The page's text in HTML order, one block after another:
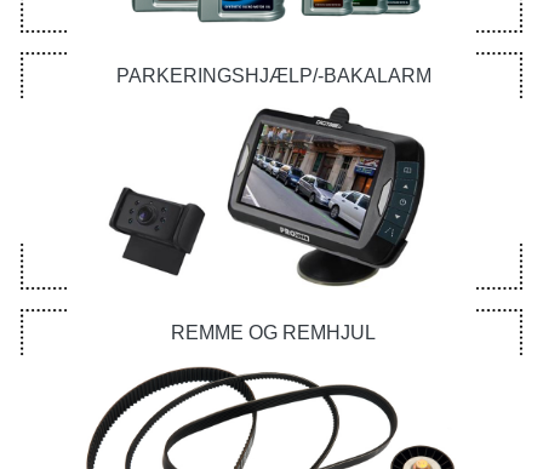
PARKERINGSHJÆLP/-BAKALARM
REMME OG REMHJUL